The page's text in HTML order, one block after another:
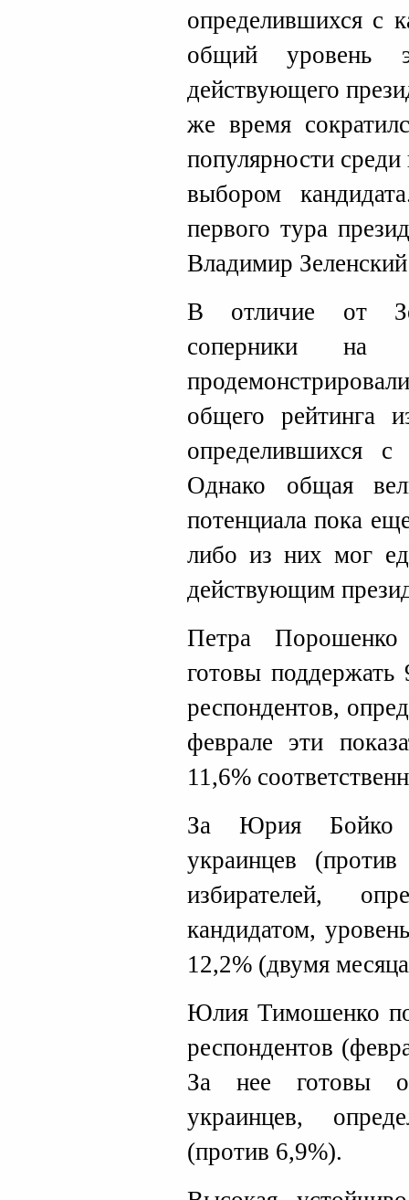
определившихся с
общий уровень
действующего
же время
популярности
выбором
первого тура
Владимир
В отличие от
соперники на
общего рейтинга
определившихся с
Однако общая
потенциала пока
либо из них мог
действующим
Петра
готовы
респондентов,
феврале эти
11,6%
За Юрия Бойко
украинцев
избирателей,
кандидатом,
12,2% (двумя
Юлия Тимошенко
респондентов
За нее готовы
украинцев,
(против 6,9%).